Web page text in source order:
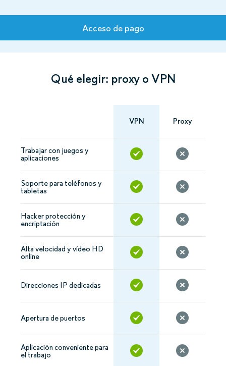
Tarifas
Qué elegir: proxy o VPN
VPN Proxy
Trabajar con juegos y
aplicaciones
Soporte para teléfonos y
tabletas
Hacker protección y
encriptación
Alta velocidad y vídeo HD
online
Direcciones IP dedicadas
Apertura de puertos
Aplicación conveniente para
el trabajo
Acceso de pago